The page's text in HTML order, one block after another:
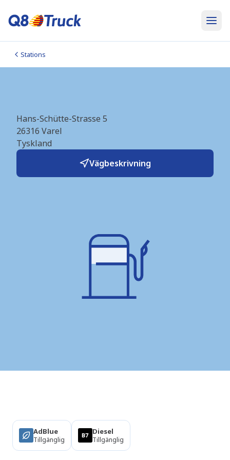
Stations
Hans-Schütte-Strasse 5
26316 Varel
Tyskland
Vägbeskrivning
AdBlue
Tillgänglig
Diesel
Tillgänglig